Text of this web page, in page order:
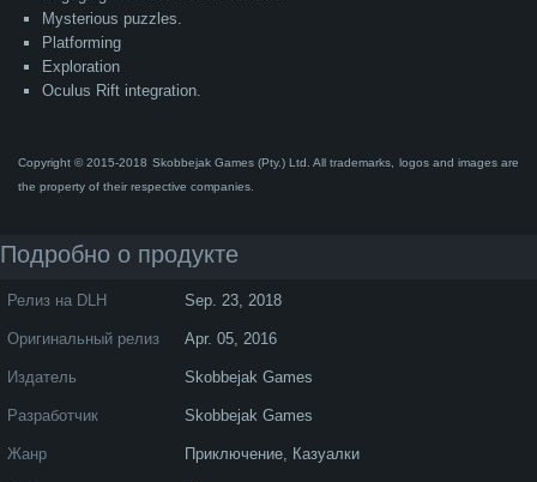
Novels
Журналы
DLH.net News
Cheats & Tips
Latest Articles
Mysterious puzzles.
Platforming
Exploration
Oculus Rift integration.
Copyright © 2015-2018 Skobbejak Games (Pty.) Ltd. All trademarks, logos and images are
the property of their respective companies.
Подробно о продукте
Релиз на DLH Sep. 23, 2018
Оригинальный релиз Apr. 05, 2016
Издатель Skobbejak Games
Разработчик Skobbejak Games
Жанр Приключение, Казуалки